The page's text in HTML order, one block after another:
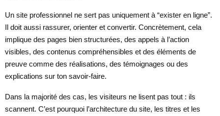
Un site professionnel ne sert pas uniquement à “exister en ligne”.
Il doit aussi rassurer, orienter et convertir. Concrètement, cela
implique des pages bien structurées, des appels à l’action
visibles, des contenus compréhensibles et des éléments de
preuve comme des réalisations, des témoignages ou des
explications sur ton savoir-faire.
Dans la majorité des cas, les visiteurs ne lisent pas tout : ils
scannent. C’est pourquoi l’architecture du site, les titres et les